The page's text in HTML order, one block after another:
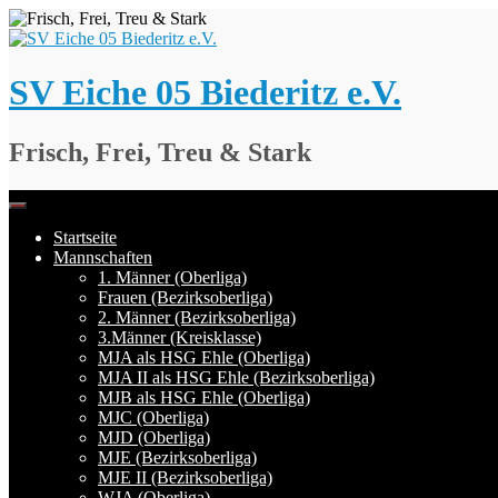
Springe
zum
SV Eiche 05 Biederitz e.V.
Frisch, Frei, Treu & Stark
Startseite
Mannschaften
1. Männer (Oberliga)
Frauen (Bezirksoberliga)
2. Männer (Bezirksoberliga)
3.Männer (Kreisklasse)
MJA als HSG Ehle (Oberliga)
MJA II als HSG Ehle (Bezirksoberliga)
MJB als HSG Ehle (Oberliga)
MJC (Oberliga)
MJD (Oberliga)
MJE (Bezirksoberliga)
MJE II (Bezirksoberliga)